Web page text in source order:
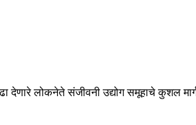
देणारे लोकनेते संजीवनी उद्योग समूहाचे कुशल